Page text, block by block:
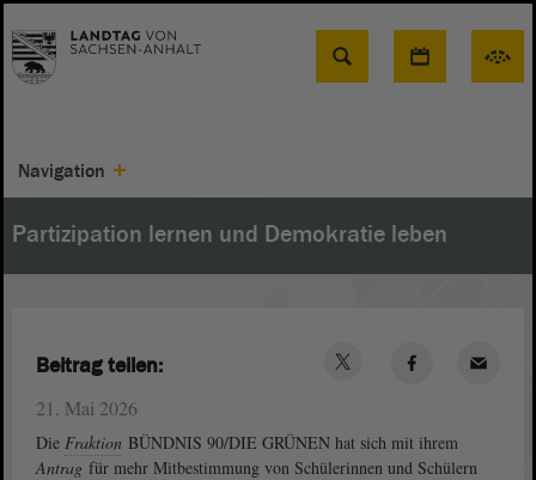
Suche
Navigation
Partizipation lernen und Demokratie leben
21. Mai 2026
Die Fraktion BÜNDNIS 90/DIE GRÜNEN hat sich mit ihrem
Antrag für mehr Mitbestimmung von Schülerinnen und Schülern
Beitrag teilen: